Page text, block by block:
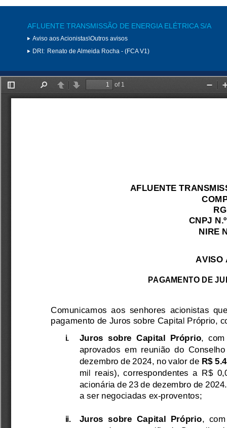
AFLUENTE TRANSMISSÃO DE ENERGIA ELÉTRICA S/A
Aviso aos Acionistas\Outros avisos
DRI: Renato de Almeida Rocha - (FCA V1)